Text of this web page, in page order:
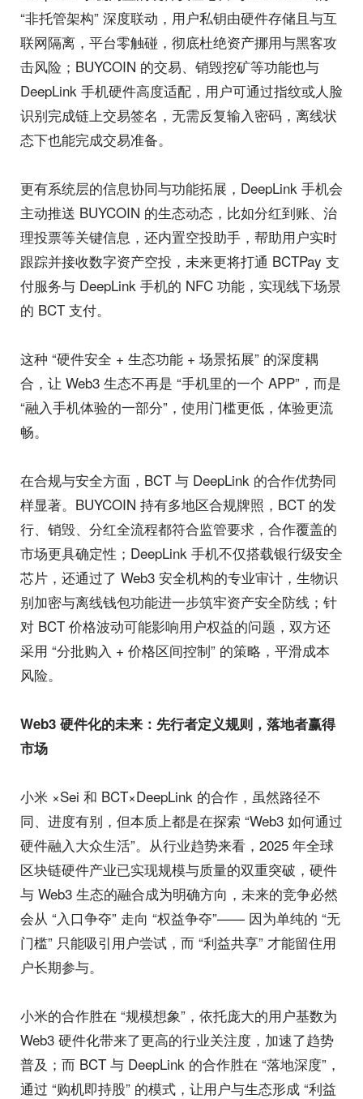
“非托管架构” 深度联动，用户私钥由硬件存储且与互
联网隔离，平台零触碰，彻底杜绝资产挪用与黑客攻
击风险；BUYCOIN 的交易、销毁挖矿等功能也与
DeepLink 手机硬件高度适配，用户可通过指纹或人脸
识别完成链上交易签名，无需反复输入密码，离线状
态下也能完成交易准备。
更有系统层的信息协同与功能拓展，DeepLink 手机会
主动推送 BUYCOIN 的生态动态，比如分红到账、治
理投票等关键信息，还内置空投助手，帮助用户实时
跟踪并接收数字资产空投，未来更将打通 BCTPay 支
付服务与 DeepLink 手机的 NFC 功能，实现线下场景
的 BCT 支付。
这种 “硬件安全 + 生态功能 + 场景拓展” 的深度耦
合，让 Web3 生态不再是 “手机里的一个 APP”，而是
“融入手机体验的一部分”，使用门槛更低，体验更流
畅。
在合规与安全方面，BCT 与 DeepLink 的合作优势同
样显著。BUYCOIN 持有多地区合规牌照，BCT 的发
行、销毁、分红全流程都符合监管要求，合作覆盖的
市场更具确定性；DeepLink 手机不仅搭载银行级安全
芯片，还通过了 Web3 安全机构的专业审计，生物识
别加密与离线钱包功能进一步筑牢资产安全防线；针
对 BCT 价格波动可能影响用户权益的问题，双方还
采用 “分批购入 + 价格区间控制” 的策略，平滑成本
风险。
Web3 硬件化的未来：先行者定义规则，落地者赢得
市场
小米 ×Sei 和 BCT×DeepLink 的合作，虽然路径不
同、进度有别，但本质上都是在探索 “Web3 如何通过
硬件融入大众生活”。从行业趋势来看，2025 年全球
区块链硬件产业已实现规模与质量的双重突破，硬件
与 Web3 生态的融合成为明确方向，未来的竞争必然
会从 “入口争夺” 走向 “权益争夺”—— 因为单纯的 “无
门槛” 只能吸引用户尝试，而 “利益共享” 才能留住用
户长期参与。
小米的合作胜在 “规模想象”，依托庞大的用户基数为
Web3 硬件化带来了更高的行业关注度，加速了趋势
普及；而 BCT 与 DeepLink 的合作胜在 “落地深度”，
通过 “购机即持股” 的模式，让用户与生态形成 “利益